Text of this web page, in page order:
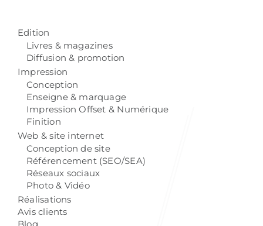
Edition
Livres & magazines
Diffusion & promotion
Impression
Conception
Enseigne & marquage
Impression Offset & Numérique
Finition
Web & site internet
Conception de site
Référencement (SEO/SEA)
Réseaux sociaux
Photo & Vidéo
Réalisations
Avis clients